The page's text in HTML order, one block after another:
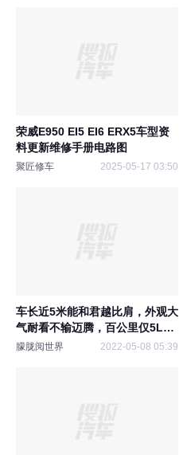
荣威E950 EI5 EI6 ERX5车型资
料更新维修手册电路图
聚匠修车 2025-05-17 03:50
车长近5米能和君越比肩，外观大
气耐看不输迈腾，百公里仅5L油
耗
朦胧阅世界 2022-05-08 05:39